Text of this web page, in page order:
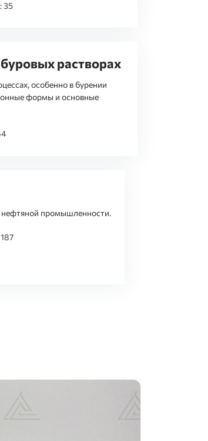
35
растворах
особенно в бурении
формы и основные
нефтяной промышленности.